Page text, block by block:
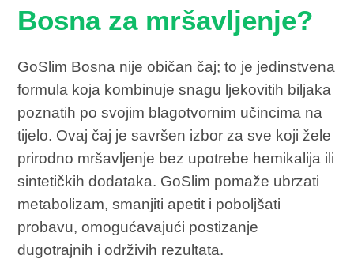
Bosna za mršavljenje?
GoSlim Bosna nije običan čaj; to je jedinstvena
formula koja kombinuje snagu ljekovitih biljaka
poznatih po svojim blagotvornim učincima na
tijelo. Ovaj čaj je savršen izbor za sve koji žele
prirodno mršavljenje bez upotrebe hemikalija ili
sintetičkih dodataka. GoSlim pomaže ubrzati
metabolizam, smanjiti apetit i poboljšati
probavu, omogućavajući postizanje
dugotrajnih i održivih rezultata.